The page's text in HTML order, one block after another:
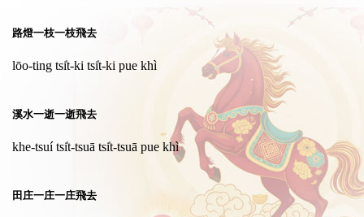
路燈一枝一枝飛去
lōo-ting tsi̍t-ki tsi̍t-ki pue khì
溪水一逝一逝飛去
khe-tsuí tsi̍t-tsuā tsi̍t-tsuā pue khì
田庄一庄一庄飛去